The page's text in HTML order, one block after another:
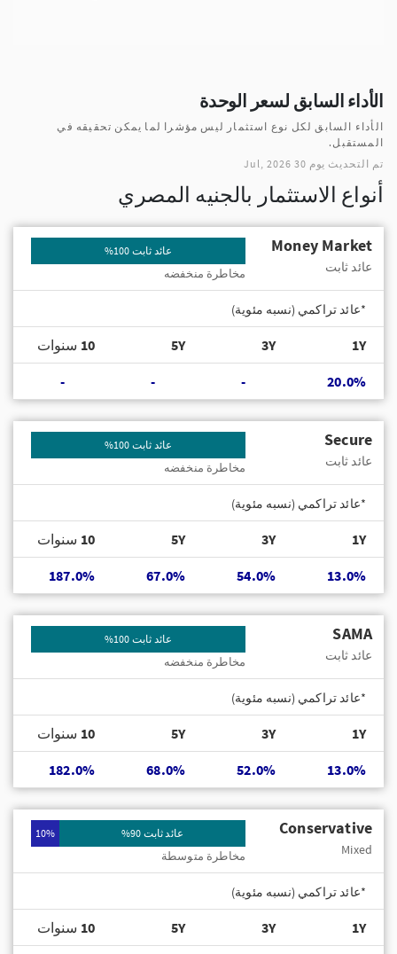
الأداء السابق لسعر الوحدة
الأداء السابق لكل نوع استثمار ليس مؤشرا لما يمكن تحقيقه في
المستقبل.
تم التحديث يوم 30 Jul, 2026
أنواع الاستثمار بالجنيه المصري
Money Market
عائد ثابت
عائد ثابت 100%
مخاطرة منخفضه
*عائد تراكمي (نسبه مئوية)
1Y
3Y
5Y 10 سنوات
20.0%
-
-
-
Secure
عائد ثابت
عائد ثابت 100%
مخاطرة منخفضه
*عائد تراكمي (نسبه مئوية)
1Y
3Y
5Y 10 سنوات
13.0%
54.0%
67.0%
187.0%
SAMA
عائد ثابت
عائد ثابت 100%
مخاطرة منخفضه
*عائد تراكمي (نسبه مئوية)
1Y
3Y
5Y 10 سنوات
13.0%
52.0%
68.0%
182.0%
Conservative
Mixed
عائد ثابت 90% 10%
مخاطرة متوسطة
*عائد تراكمي (نسبه مئوية)
1Y
3Y
5Y 10 سنوات